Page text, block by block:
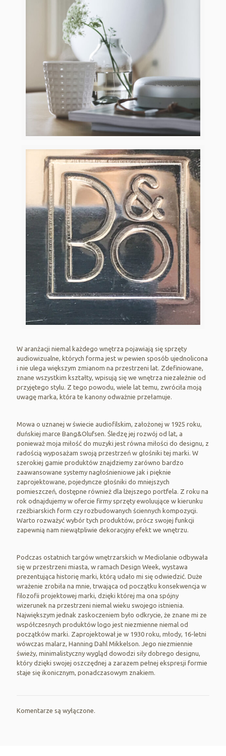
W aranżacji niemal każdego wnętrza pojawiają się sprzęty
audiowizualne, których forma jest w pewien sposób ujednolicona
i nie ulega większym zmianom na przestrzeni lat. Zdefiniowane,
znane wszystkim kształty, wpisują się we wnętrza niezależnie od
przyjętego stylu. Z tego powodu, wiele lat temu, zwróciła moją
uwagę marka, która te kanony odważnie przełamuje.
Mowa o uznanej w świecie audiofilskim, założonej w 1925 roku,
duńskiej marce Bang&Olufsen. Śledzę jej rozwój od lat, a
ponieważ moja miłość do muzyki jest równa miłości do designu, z
radością wyposażam swoją przestrzeń w głośniki tej marki. W
szerokiej gamie produktów znajdziemy zarówno bardzo
zaawansowane systemy nagłośnieniowe jak i pięknie
zaprojektowane, pojedyncze głośniki do mniejszych
pomieszczeń, dostępne również dla lżejszego portfela. Z roku na
rok odnajdujemy w ofercie firmy sprzęty ewoluujące w kierunku
rzeźbiarskich form czy rozbudowanych ściennych kompozycji.
Warto rozważyć wybór tych produktów, prócz swojej funkcji
zapewnią nam niewątpliwie dekoracyjny efekt we wnętrzu.
Podczas ostatnich targów wnętrzarskich w Mediolanie odbywała
się w przestrzeni miasta, w ramach Design Week, wystawa
prezentująca historię marki, którą udało mi się odwiedzić. Duże
wrażenie zrobiła na mnie, trwająca od początku konsekwencja w
filozofii projektowej marki, dzięki której ma ona spójny
wizerunek na przestrzeni niemal wieku swojego istnienia.
Największym jednak zaskoczeniem było odkrycie, że znane mi ze
współczesnych produktów logo jest niezmienne niemal od
początków marki. Zaprojektował je w 1930 roku, młody, 16-letni
wówczas malarz, Hanning Dahl Mikkelson. Jego niezmiennie
świeży, minimalistyczny wygląd dowodzi siły dobrego designu,
który dzięki swojej oszczędnej a zarazem pełnej ekspresji formie
staje się ikonicznym, ponadczasowym znakiem.
Komentarze są wyłączone.